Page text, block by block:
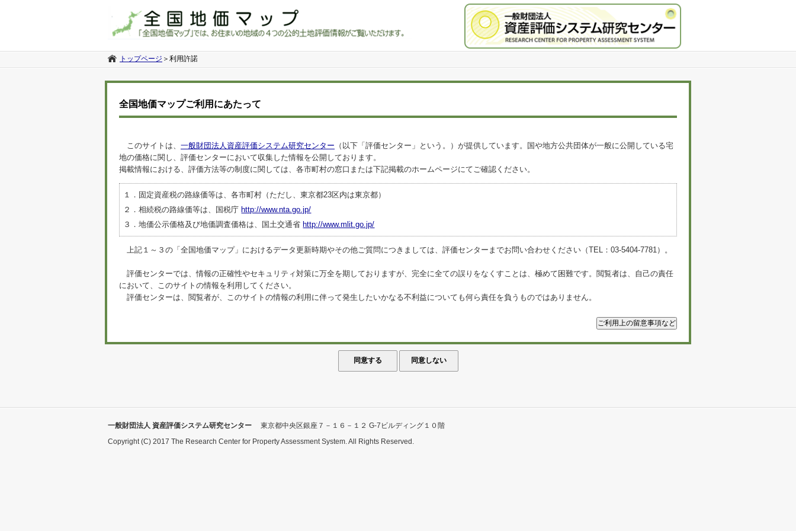
トップページ ＞ 利用許諾
全国地価マップご利用にあたって
このサイトは、 一般財団法人資産評価システム研究センター （以下「評価センター」という。）が提供しています。国や地方公共団体が一般に公開している宅
地の価格に関し、評価センターにおいて収集した情報を公開しております。
掲載情報における、評価方法等の制度に関しては、各市町村の窓口または下記掲載のホームページにてご確認ください。
１．固定資産税の路線価等は、各市町村（ただし、東京都23区内は東京都）
２．相続税の路線価等は、国税庁 http://www.nta.go.jp/
３．地価公示価格及び地価調査価格は、国土交通省 http://www.mlit.go.jp/
上記１～３の「全国地価マップ」におけるデータ更新時期やその他ご質問につきましては、評価センターまでお問い合わせください（TEL：03-5404-7781）。
評価センターでは、情報の正確性やセキュリティ対策に万全を期しておりますが、完全に全ての誤りをなくすことは、極めて困難です。閲覧者は、自己の責任
において、このサイトの情報を利用してください。
評価センターは、閲覧者が、このサイトの情報の利用に伴って発生したいかなる不利益についても何ら責任を負うものではありません。
一般財団法人 資産評価システム研究センター
東京都中央区銀座７－１６－１２ G-7ビルディング１０階
Copyright (C) 2017 The Research Center for Property Assessment System. All Rights Reserved.